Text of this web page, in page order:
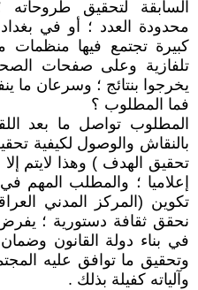
السابقة لتحقيق
محدودة العدد ؛ أو في
كبيرة تجتمع فيها
تلفازية وعلى صفحات
يخرجوا بنتائج ؛ وسرعان ما
فما المطلوب ؟
المطلوب تواصل ما بعد
بالنقاش والوصول لكيفية
تحقيق الهدف ) وهذا لايتم
إعلاميا ؛ والمطلب
تكوين (المركز المدني
نحقق ثقافة دستورية ؛
في بناء دولة القانون وضمان
وتحقيق ما توافق عليه
وآلياته كفيلة بذلك .